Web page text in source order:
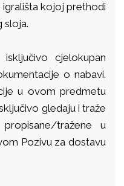
kojoj prethodi
sloja.
cjelokupan
o nabavi.
u ovom predmetu
gledaju i traže
tražene u
Pozivu za dostavu